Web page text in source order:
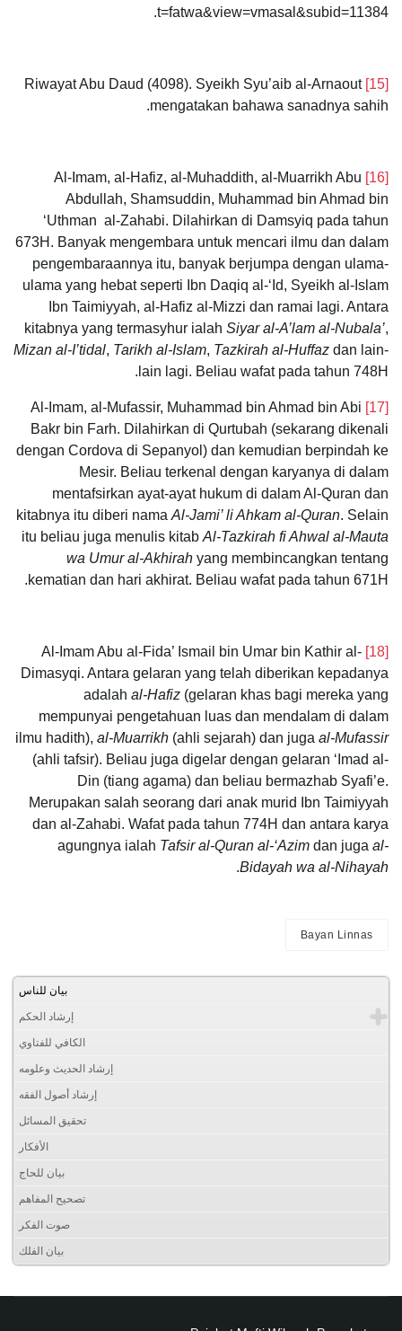
t=fatwa&view=vmasal&subid=11384.
[15]
Riwayat Abu Daud (4098). Syeikh Syu’aib al-Arnaout
mengatakan bahawa sanadnya sahih.
[16]
Al-Imam, al-Hafiz, al-Muhaddith, al-Muarrikh Abu
Abdullah, Shamsuddin, Muhammad bin Ahmad bin
‘Uthman al-Zahabi. Dilahirkan di Damsyiq pada tahun
673H. Banyak mengembara untuk mencari ilmu dan dalam
pengembaraannya itu, banyak berjumpa dengan ulama-
ulama yang hebat seperti Ibn Daqiq al-‘Id, Syeikh al-Islam
Ibn Taimiyyah, al-Hafiz al-Mizzi dan ramai lagi. Antara
kitabnya yang termasyhur ialah Siyar al-A’lam al-Nubala’,
Mizan al-I’tidal, Tarikh al-Islam, Tazkirah al-Huffaz dan lain-
lain lagi. Beliau wafat pada tahun 748H.
[17]
Al-Imam, al-Mufassir, Muhammad bin Ahmad bin Abi
Bakr bin Farh. Dilahirkan di Qurtubah (sekarang dikenali
dengan Cordova di Sepanyol) dan kemudian berpindah ke
Mesir. Beliau terkenal dengan karyanya di dalam
mentafsirkan ayat-ayat hukum di dalam Al-Quran dan
kitabnya itu diberi nama Al-Jami’ li Ahkam al-Quran. Selain
itu beliau juga menulis kitab Al-Tazkirah fi Ahwal al-Mauta
wa Umur al-Akhirah yang membincangkan tentang
kematian dan hari akhirat. Beliau wafat pada tahun 671H.
[18]
Al-Imam Abu al-Fida’ Ismail bin Umar bin Kathir al-
Dimasyqi. Antara gelaran yang telah diberikan kepadanya
adalah al-Hafiz (gelaran khas bagi mereka yang
mempunyai pengetahuan luas dan mendalam di dalam
ilmu hadith), al-Muarrikh (ahli sejarah) dan juga al-Mufassir
(ahli tafsir). Beliau juga digelar dengan gelaran ‘Imad al-
Din (tiang agama) dan beliau bermazhab Syafi’e.
Merupakan salah seorang dari anak murid Ibn Taimiyyah
dan al-Zahabi. Wafat pada tahun 774H dan antara karya
agungnya ialah Tafsir al-Quran al-‘Azim dan juga al-
Bidayah wa al-Nihayah
.
Bayan Linnas
بيان للناس
إرشاد الحكم
الكافي للفتاوي
إرشاد الحديث وعلومه
إرشاد أصول الفقه
تحقيق المسائل
الأفكار
بيان للحاج
تصحيح المفاهم
صوت الفكر
بيان الفلك